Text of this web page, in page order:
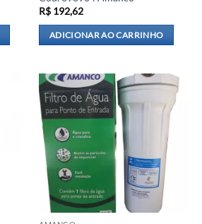
R$ 192,62
ADICIONAR AO CARRINHO